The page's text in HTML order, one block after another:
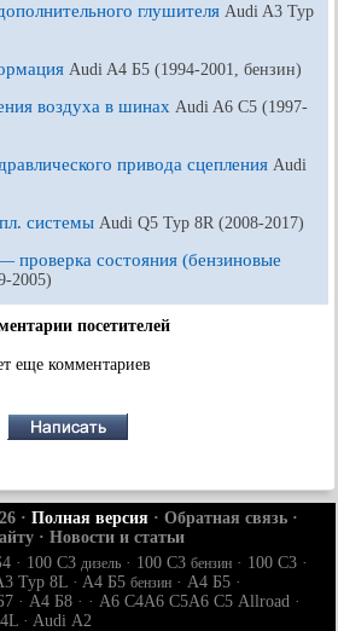
глушителя Audi A3 Typ
Audi A4 Б5 (1994-2001, бензин)
воздуха в шинах Audi A6 С5 (1997-
привода сцепления Audi
системы Audi Q5 Typ 8R (2008-2017)
проверка состояния (бензиновые
2005)
посетителей
еще комментариев
· Полная версия · Обратная связь ·
· Новости и статьи
· 100 С3 дизель · 100 С3 бензин · 100 С3 ·
Typ 8L · A4 Б5 бензин · A4 Б5 ·
· A4 Б8 · · A6 С4A6 С5A6 С5 Allroad ·
· Audi А2